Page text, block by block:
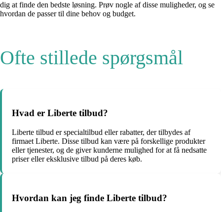
dig at finde den bedste løsning. Prøv nogle af disse muligheder, og se
hvordan de passer til dine behov og budget.
Ofte stillede spørgsmål
Hvad er Liberte tilbud?
Liberte tilbud er specialtilbud eller rabatter, der tilbydes af
firmaet Liberte. Disse tilbud kan være på forskellige produkter
eller tjenester, og de giver kunderne mulighed for at få nedsatte
priser eller eksklusive tilbud på deres køb.
Hvordan kan jeg finde Liberte tilbud?